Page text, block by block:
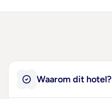
Waarom dit hotel?